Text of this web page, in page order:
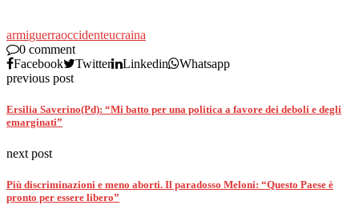
armiguerraoccidenteucraina
0 comment
Facebook
Twitter Linkedin
Whatsapp
previous post
Ersilia Saverino(Pd): “Mi batto per una politica a favore dei deboli e degli
emarginati”
next post
Più discriminazioni e meno aborti. Il paradosso Meloni: “Questo Paese è
pronto per essere libero”